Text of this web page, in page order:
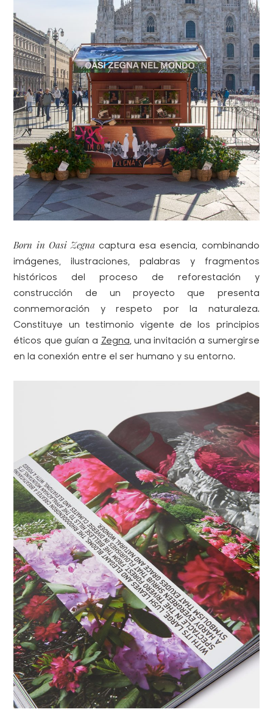
Born in Oasi Zegna captura esa esencia, combinando
imágenes, ilustraciones, palabras y fragmentos
históricos del proceso de reforestación y
construcción de un proyecto que presenta
conmemoración y respeto por la naturaleza.
Constituye un testimonio vigente de los principios
éticos que guían a Zegna, una invitación a sumergirse
en la conexión entre el ser humano y su entorno.